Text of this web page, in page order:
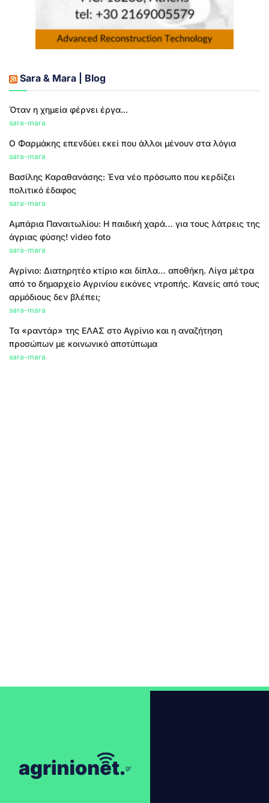
Sara & Mara | Blog
Όταν η χημεία φέρνει έργα...
sara-mara
Ο Φαρμάκης επενδύει εκεί που άλλοι μένουν στα λόγια
sara-mara
Βασίλης Καραθανάσης: Ένα νέο πρόσωπο που κερδίζει
πολιτικό έδαφος
sara-mara
Αμπάρια Παναιτωλίου: Η παιδική χαρά… για τους λάτρεις της
άγριας φύσης! video foto
sara-mara
Αγρίνιο: Διατηρητέο κτίριο και δίπλα… αποθήκη. Λίγα μέτρα
από το δημαρχείο Αγρινίου εικόνες ντροπής. Κανείς από τους
αρμόδιους δεν βλέπει;
sara-mara
Τα «ραντάρ» της ΕΛΑΣ στο Αγρίνιο και η αναζήτηση
προσώπων με κοινωνικό αποτύπωμα
sara-mara